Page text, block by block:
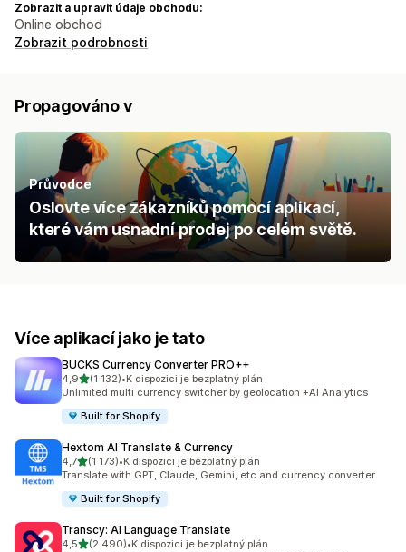
Zobrazit a upravit údaje obchodu:
Online obchod
Zobrazit podrobnosti
Propagováno v
Průvodce
Oslovte více zákazníků pomocí aplikací,
které vám usnadní prodej po celém světě.
Více aplikací jako je tato
BUCKS Currency Converter PRO++
4,9z 5 hvězd
(1 132)
Celkový počet recenzí: 1132
•K dispozici je bezplatný plán
Unlimited multi currency switcher by geolocation +AI Analytics
Built for Shopify
Hextom AI Translate & Currency
4,7z 5 hvězd
(1 173)
Celkový počet recenzí: 1173
•K dispozici je bezplatný plán
Translate with GPT, Claude, Gemini, etc and currency converter
Built for Shopify
Transcy: AI Language Translate
4,5z 5 hvězd
(2 490)•K dispozici je bezplatný plán